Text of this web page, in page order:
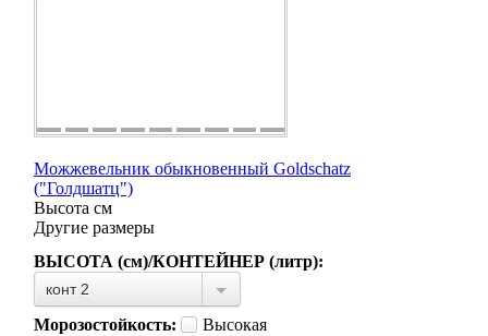
Можжевельник обыкновенный Goldschatz
("Голдшатц")
Высота см
Другие размеры
ВЫСОТА (см)/КОНТЕЙНЕР (литр):
конт 2
Морозостойкость:
Высокая